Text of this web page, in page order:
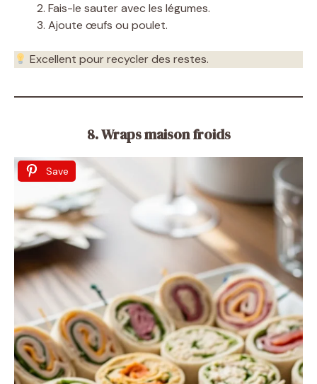
Fais-le sauter avec les légumes.
Ajoute œufs ou poulet.
Excellent pour recycler des restes.
8. Wraps maison froids
Save